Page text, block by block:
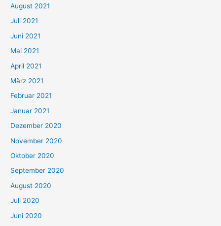
n
a
c
h
:
August 2021
Juli 2021
Juni 2021
Mai 2021
April 2021
März 2021
Februar 2021
Januar 2021
Dezember 2020
November 2020
Oktober 2020
September 2020
August 2020
Juli 2020
Juni 2020